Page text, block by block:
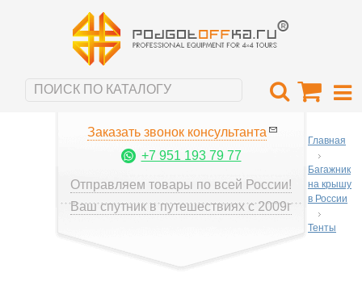
Заказать звонок консультанта
+7 951 193 79 77
Отправляем товары по всей России!
Ваш спутник в путешествиях с 2009г
Главная
Багажник
на крышу
в России
Тенты